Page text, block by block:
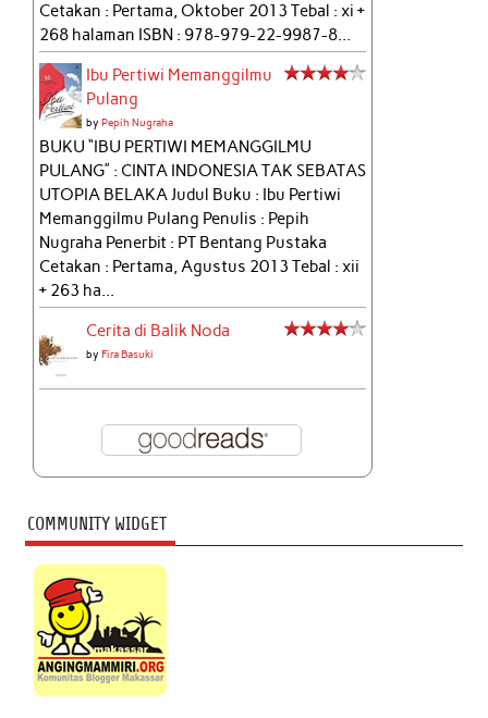
Cetakan : Pertama, Oktober 2013 Tebal : xi +
268 halaman ISBN : 978-979-22-9987-8...
Ibu Pertiwi Memanggilmu
Pulang
byPepih Nugraha
BUKU “IBU PERTIWI MEMANGGILMU
PULANG” : CINTA INDONESIA TAK SEBATAS
UTOPIA BELAKA Judul Buku : Ibu Pertiwi
Memanggilmu Pulang Penulis : Pepih
Nugraha Penerbit : PT Bentang Pustaka
Cetakan : Pertama, Agustus 2013 Tebal : xii
+ 263 ha...
Cerita di Balik Noda
byFira Basuki
COMMUNITY WIDGET